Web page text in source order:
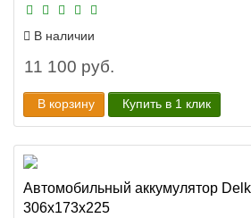
В наличии
11 100 руб.
В корзину Купить в 1 клик
Автомобильный аккумулятор
306x173x225